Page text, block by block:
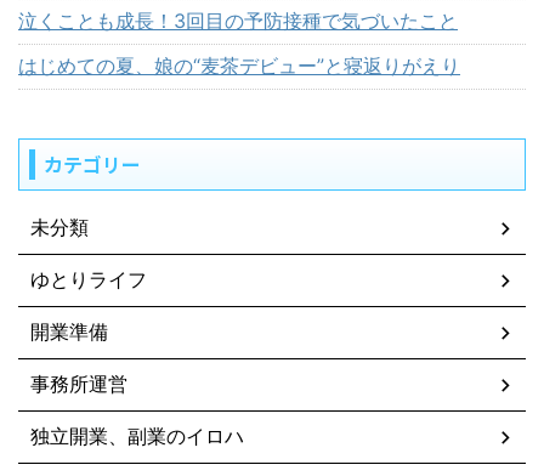
泣くことも成長！3回目の予防接種で気づいたこと
はじめての夏、娘の“麦茶デビュー”と寝返りがえり
カテゴリー
未分類
ゆとりライフ
開業準備
事務所運営
独立開業、副業のイロハ